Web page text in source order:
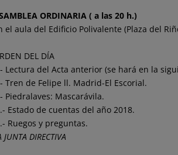
ORDINARIA ( a las 20 h.)
el aula del Edificio Polivalente (Plaza del
DEL DÍA
Lectura del Acta anterior (se hará en la
Tren de Felipe ll. Madrid-El Escorial.
Piedralaves: Mascarávila.
Estado de cuentas del año 2018.
Ruegos y preguntas.
JUNTA DIRECTIVA